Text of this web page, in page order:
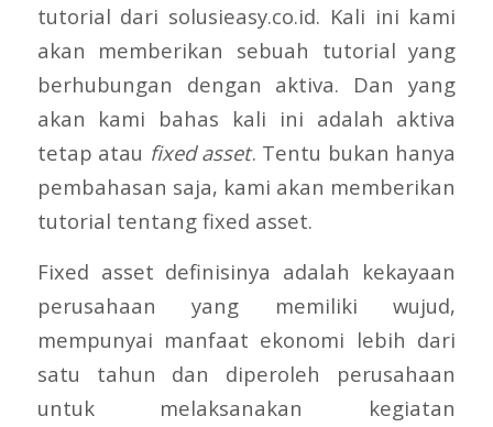
tutorial dari solusieasy.co.id. Kali ini kami
akan memberikan sebuah tutorial yang
berhubungan dengan aktiva. Dan yang
akan kami bahas kali ini adalah aktiva
tetap atau fixed asset. Tentu bukan hanya
pembahasan saja, kami akan memberikan
tutorial tentang fixed asset.
Fixed asset definisinya adalah kekayaan
perusahaan yang memiliki wujud,
mempunyai manfaat ekonomi lebih dari
satu tahun dan diperoleh perusahaan
untuk melaksanakan kegiatan